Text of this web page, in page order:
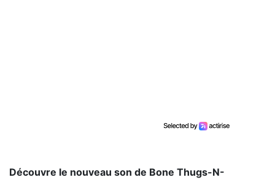
Découvre le nouveau son de Bone Thugs-N-